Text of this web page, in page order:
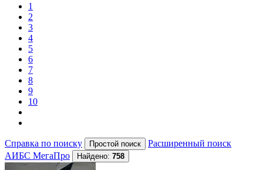
1
2
3
4
5
6
7
8
9
10
Справка по поиску
Расширенный поиск
АИБС МегаПро
Найдено: 758